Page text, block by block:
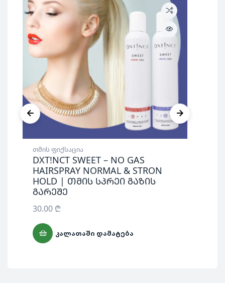
თმის ფიქსაცია
DXT!NCT SWEET – NO GAS
HAIRSPRAY NORMAL & STRON
HOLD | თმის სპრეი გაზის
გარეშე
30.00 ₾
ᲙᲐᲚᲐᲗᲐᲨᲘ ᲓᲐᲛᲐᲢᲔᲑᲐ